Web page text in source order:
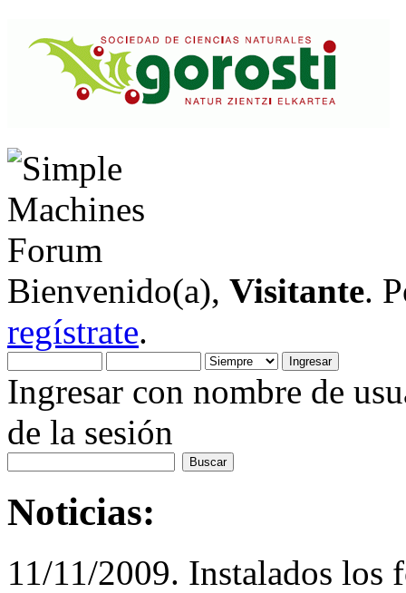
Bienvenido(a), Visitante.
regístrate.
Ingresar con nombre de
de la sesión
Noticias:
11/11/2009. Instalados los